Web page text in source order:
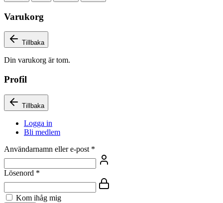
Varukorg
Tillbaka
Din varukorg är tom.
Profil
Tillbaka
Logga in
Bli medlem
Användarnamn eller e-post *
Lösenord *
Kom ihåg mig